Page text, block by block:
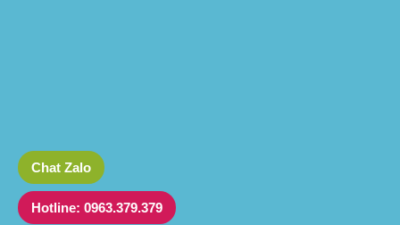
Chat Zalo
Hotline: 0963.379.379